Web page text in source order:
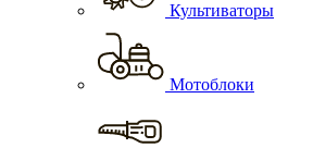
Культиваторы
Мотоблоки